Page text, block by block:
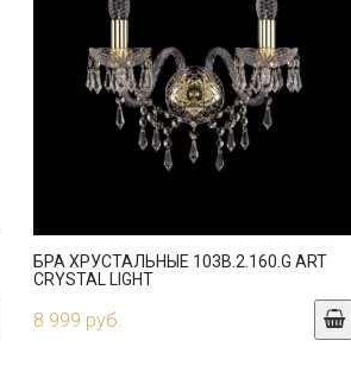
БРА ХРУСТАЛЬНЫЕ 103B.2.160.G ART
CRYSTAL LIGHT
8 999 руб.